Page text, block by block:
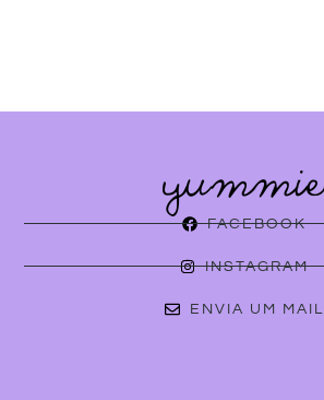
FACEBOOK
INSTAGRAM
ENVIA UM MAIL